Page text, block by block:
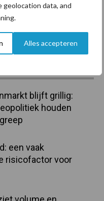
geolocation data, and
Alles accepteren
blijft grillig:
houden
een vaak
risicofactor voor